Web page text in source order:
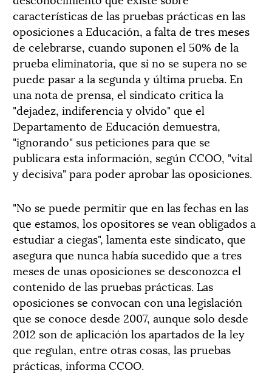
características de las pruebas prácticas en las
oposiciones a Educación, a falta de tres meses
de celebrarse, cuando suponen el 50% de la
prueba eliminatoria, que si no se supera no se
puede pasar a la segunda y última prueba. En
una nota de prensa, el sindicato critica la
"dejadez, indiferencia y olvido" que el
Departamento de Educación demuestra,
"ignorando" sus peticiones para que se
publicara esta información, según CCOO, "vital
y decisiva" para poder aprobar las oposiciones.
"No se puede permitir que en las fechas en las
que estamos, los opositores se vean obligados a
estudiar a ciegas", lamenta este sindicato, que
asegura que nunca había sucedido que a tres
meses de unas oposiciones se desconozca el
contenido de las pruebas prácticas. Las
oposiciones se convocan con una legislación
que se conoce desde 2007, aunque solo desde
2012 son de aplicación los apartados de la ley
que regulan, entre otras cosas, las pruebas
prácticas, informa CCOO.